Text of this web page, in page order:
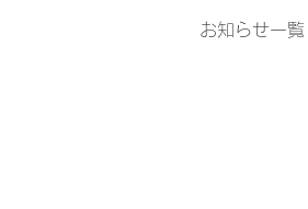
お知らせ一覧